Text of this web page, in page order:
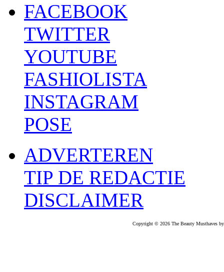
FACEBOOK
TWITTER
YOUTUBE
FASHIOLISTA
INSTAGRAM
POSE
ADVERTEREN
TIP DE REDACTIE
DISCLAIMER
Copyright © 2026 The Beauty Musthaves